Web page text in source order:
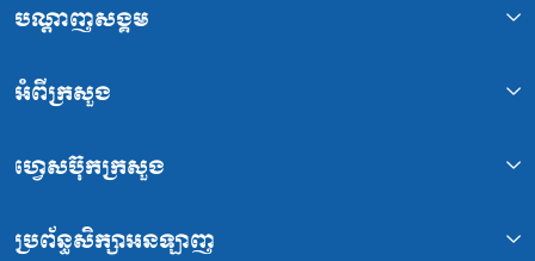
បណ្ដាញសង្គម
អំពីក្រសួង
ហ្វេសប៊ុកក្រសួង
ប្រព័ន្ធសិក្សាអនឡាញ